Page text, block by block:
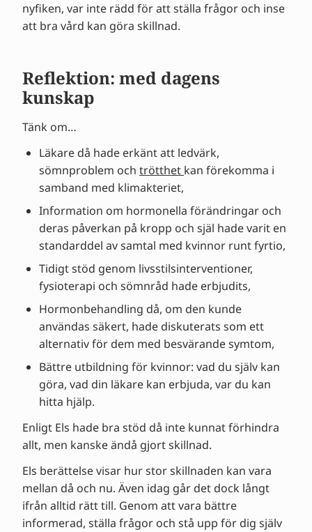
nyfiken, var inte rädd för att ställa frågor och inse
att bra vård kan göra skillnad.
Reflektion: med dagens
kunskap
Tänk om…
Läkare då hade erkänt att ledvärk,
sömnproblem och trötthet kan förekomma i
samband med klimakteriet,
Information om hormonella förändringar och
deras påverkan på kropp och själ hade varit en
standarddel av samtal med kvinnor runt fyrtio,
Tidigt stöd genom livsstilsinterventioner,
fysioterapi och sömnråd hade erbjudits,
Hormonbehandling då, om den kunde
användas säkert, hade diskuterats som ett
alternativ för dem med besvärande symtom,
Bättre utbildning för kvinnor: vad du själv kan
göra, vad din läkare kan erbjuda, var du kan
hitta hjälp.
Enligt Els hade bra stöd då inte kunnat förhindra
allt, men kanske ändå gjort skillnad.
Els berättelse visar hur stor skillnaden kan vara
mellan då och nu. Även idag går det dock långt
ifrån alltid rätt till. Genom att vara bättre
informerad, ställa frågor och stå upp för dig själv